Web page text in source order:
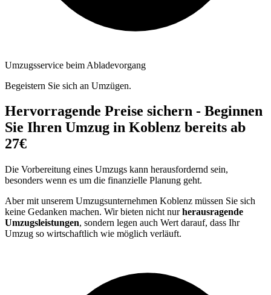
Umzugsservice beim Abladevorgang
Begeistern Sie sich an Umzügen.
Hervorragende Preise sichern - Beginnen
Sie Ihren Umzug in Koblenz bereits ab
27€
Die Vorbereitung eines Umzugs kann herausfordernd sein,
besonders wenn es um die finanzielle Planung geht.
Aber mit unserem Umzugsunternehmen Koblenz müssen Sie sich
keine Gedanken machen. Wir bieten nicht nurherausragende
Umzugsleistungen, sondern legen auch Wert darauf, dass Ihr
Umzug so wirtschaftlich wie möglich verläuft.